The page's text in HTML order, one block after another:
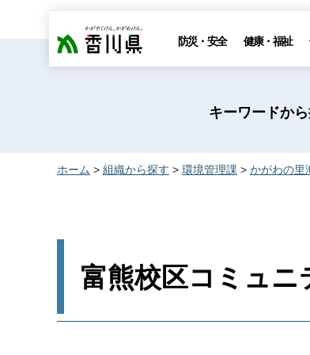
香川県 防災・安全 健康・福祉
キーワードか
ホーム > 組織から探す > 環境管理課 > かがわの里
富熊校区コミュニ